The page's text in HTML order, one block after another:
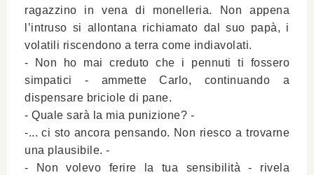
ragazzino in vena di monelleria. Non appena
l’intruso si allontana richiamato dal suo papà, i
volatili riscendono a terra come indiavolati.
- Non ho mai creduto che i pennuti ti fossero
simpatici - ammette Carlo, continuando a
dispensare briciole di pane.
- Quale sarà la mia punizione? -
-... ci sto ancora pensando. Non riesco a trovarne
una plausibile. -
- Non volevo ferire la tua sensibilità - rivela